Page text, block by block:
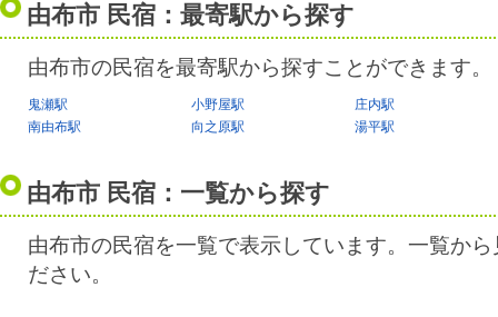
由布市 民宿：最寄駅から探す
由布市の民宿を最寄駅から探すことができます。
鬼瀬駅 小野屋駅
庄内駅
南由布駅
向之原駅 湯平駅
由布市 民宿：一覧から探す
由布市の民宿を一覧で表示しています。一覧か
ださい。